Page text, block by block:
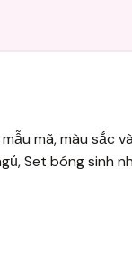
mã, màu sắc
Set bóng sinh